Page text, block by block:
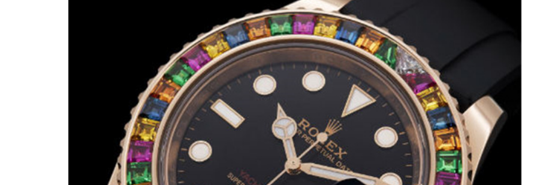
济南市历下区经十路11111号华润中心写字楼（万象城）15层1508室（需提前预约）
广州市天河区天河路230号万菱汇国际中心写字楼A塔7层704室（需提前预约）
广州市越秀区环市东路371-375号世界贸易中心大厦南塔写字楼15层07室（需提前预约）
深圳市罗湖区深南东路5001号华润大厦写字楼17层1701室（需提前预约）
惠州市惠城区江北文昌一路7号华贸大厦写字楼1座30层05室（需提前预约）
厦门市思明区湖滨东路95号华润大厦写字楼B座11层1104室（需提前预约）
福州市鼓楼区五四路128-1号恒力城写字楼15层03室（需提前预约）
成都市锦江区人民东路6号SAC东原中心写字楼24层2406B室（需提前预约）
重庆市江北区观音桥步行街2号融恒时代广场写字楼9层902室（需提前预约）
长沙市芙蓉区定王台街道建湘路393号世茂环球金融中心写字楼（芙蓉广场）10层13室（需提前预约）
郑州市二七区铭功路10号华润大厦写字楼29层2905室（需提前预约）